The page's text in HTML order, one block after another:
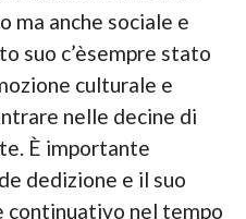
ma anche sociale e
suo c’èsempre stato
culturale e
nelle decine di
È importante
dedizione e il suo
continuativo nel tempo